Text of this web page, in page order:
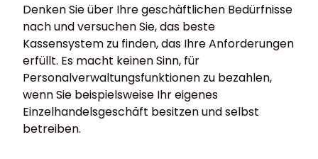
Denken Sie über Ihre geschäftlichen Bedürfnisse
nach und versuchen Sie, das beste
Kassensystem zu finden, das Ihre Anforderungen
erfüllt. Es macht keinen Sinn, für
Personalverwaltungsfunktionen zu bezahlen,
wenn Sie beispielsweise Ihr eigenes
Einzelhandelsgeschäft besitzen und selbst
betreiben.